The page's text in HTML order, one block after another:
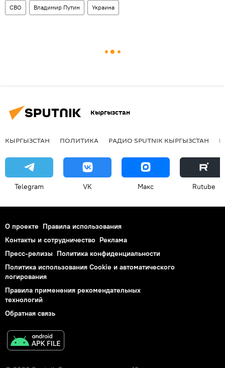
СВО Владимир Путин Украина
Кыргызстан
КЫРГЫЗСТАН ПОЛИТИКА РАДИО SPUTNIK КЫРГЫЗСТАН
Telegram VK Макс Rutube
О проекте Правила использования
Контакты и сотрудничество Реклама
Пресс-релизы Политика конфиденциальности
Политика использования Cookie и автоматического
логирования
Правила применения рекомендательных
технологий
Обратная связь